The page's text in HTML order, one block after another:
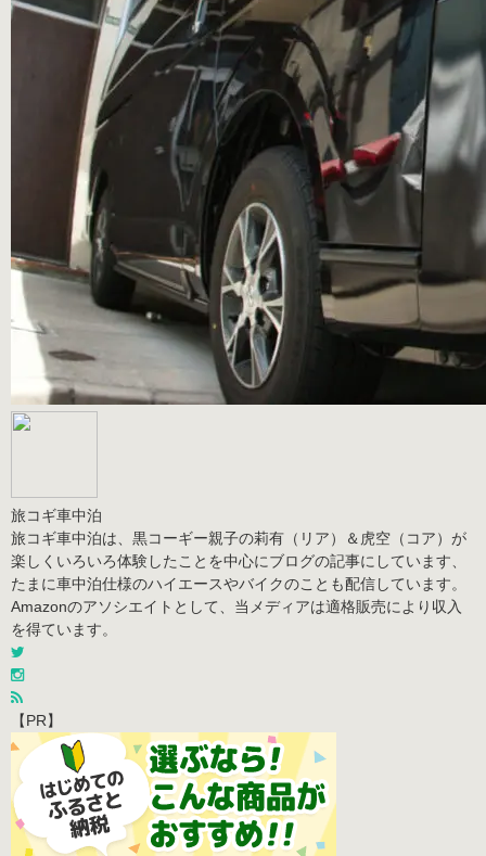
旅コギ車中泊
旅コギ車中泊は、黒コーギー親子の莉有（リア）＆虎空（コア）が
楽しくいろいろ体験したことを中心にブログの記事にしています、
たまに車中泊仕様のハイエースやバイクのことも配信しています。
Amazonのアソシエイトとして、当メディアは適格販売により収入
を得ています。
【PR】